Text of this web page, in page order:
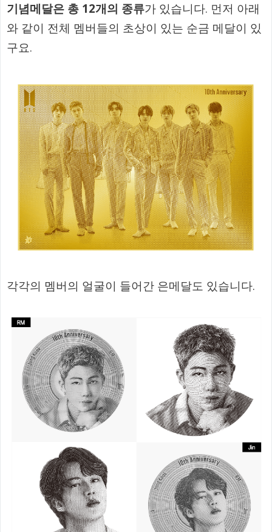
기념메달은 총 12개의 종류가 있습니다. 먼저 아래
와 같이 전체 멤버들의 초상이 있는 순금 메달이 있
구요.
각각의 멤버의 얼굴이 들어간 은메달도 있습니다.